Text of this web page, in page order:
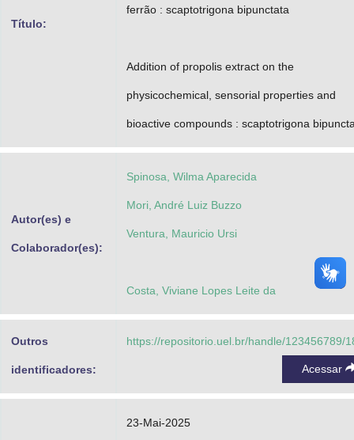
Título:
ferrão : scaptotrigona bipunctata
Addition of propolis extract on the
physicochemical, sensorial properties and
bioactive compounds : scaptotrigona
Autor(es) e
Colaborador(es):
Spinosa, Wilma Aparecida
Mori, André Luiz Buzzo
Ventura, Mauricio Ursi
Costa, Viviane Lopes Leite da
Outros
identificadores:
https://repositorio.uel.br/handle/123456789/
Acessar
23-Mai-2025